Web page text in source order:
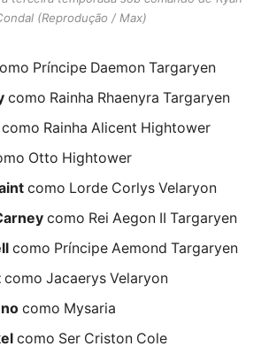
(Reprodução / Max)
Príncipe Daemon Targaryen
como Rainha Rhaenyra Targaryen
como Rainha Alicent Hightower
Otto Hightower
como Lorde Corlys Velaryon
como Rei Aegon II Targaryen
como Príncipe Aemond Targaryen
como Jacaerys Velaryon
como Mysaria
como Ser Criston Cole